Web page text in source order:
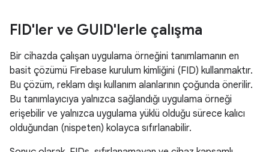
FID'ler ve GUID'lerle çalışma
Bir cihazda çalışan uygulama örneğini tanımlamanın en
basit çözümü Firebase kurulum kimliğini (FID) kullanmaktır.
Bu çözüm, reklam dışı kullanım alanlarının çoğunda önerilir.
Bu tanımlayıcıya yalnızca sağlandığı uygulama örneği
erişebilir ve yalnızca uygulama yüklü olduğu sürece kalıcı
olduğundan (nispeten) kolayca sıfırlanabilir.